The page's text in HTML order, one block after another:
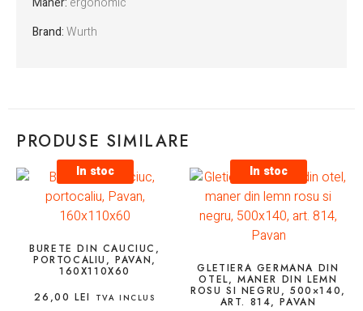
Brand:Wurth
PRODUSE SIMILARE
In stoc
BURETE DIN CAUCIUC,
PORTOCALIU, PAVAN,
160X110X60
26,00LEI TVA INCLUS
In stoc
GLETIERA GERMANA DIN
OTEL, MANER DIN LEMN
ROSU SI NEGRU, 500×140,
ART. 814, PAVAN